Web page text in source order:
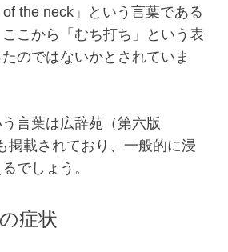
of the neck」という言葉である
こから「むち打ち」という表
のではないかとされていま
う言葉は広辞苑（第六版
掲載されており、一般的に浸
でしょう。
症状